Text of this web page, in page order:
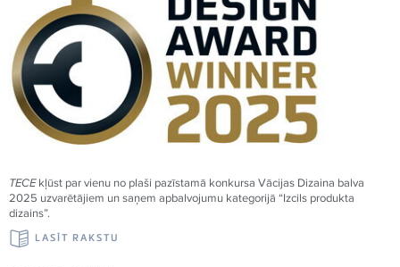
TECEkļūst par vienu no plaši pazīstamā konkursa Vācijas Dizaina balva
2025 uzvarētājiem un saņem apbalvojumu kategorijā “Izcils produkta
dizains”.
LASĪT RAKSTU